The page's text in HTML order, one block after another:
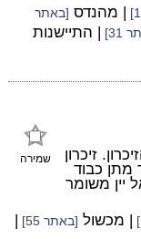
| מהנדס [באתר
31] | התיישנות
שמירה
זיכרון
מתן כבוד
יין משומר
| מכשול [באתר 55]
|